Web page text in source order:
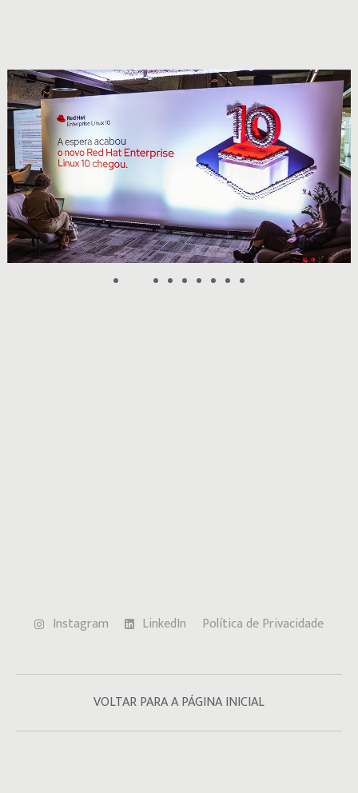
Instagram LinkedIn Política de Privacidade
VOLTAR PARA A PÁGINA INICIAL